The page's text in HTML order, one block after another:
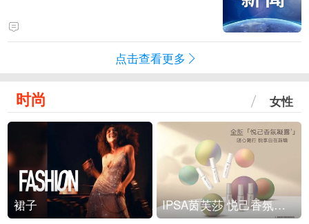
点击查看更多
时尚 女性
裙子 IPSA茵芙莎 悦己香氛凝露上市